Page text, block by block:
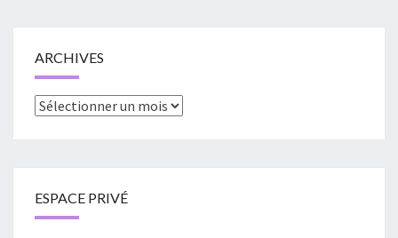
ARCHIVES
Archives
ESPACE PRIVÉ